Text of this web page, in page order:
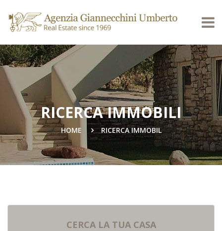
RICERCA IMMOBILI
HOME RICERCA IMMOBIL
CERCA LA TUA CASA